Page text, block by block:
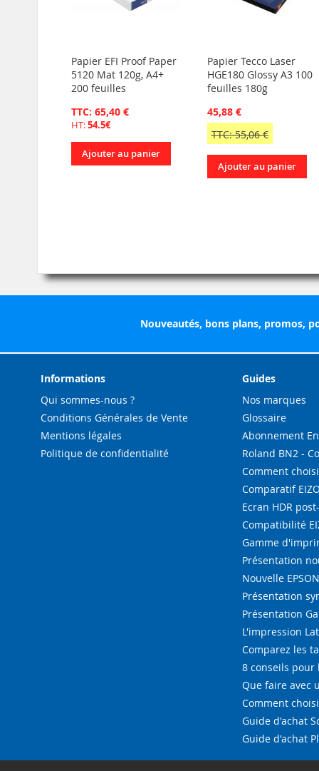
Papier EFI Proof Paper
5120 Mat 120g, A4+
200 feuilles
TTC: 65,40 €
HT:54.5€
Ajouter au panier
Papier Tecco Laser
HGE180 Glossy A3 100
feuilles 180g
45,88 €
TTC: 55,06 €
Ajouter au panier
Nouveautés, bons plans, promos,
Informations
Qui sommes-nous ?
Conditions Générales de Vente
Mentions légales
Politique de confidentialité
Guides
Nos marques
Glossaire
Abonnement
Roland BN2 -
Comment
Comparatif EIZO
Ecran HDR
Compatibilité
Gamme
Présentation
Nouvelle
Présentation
Présentation
L'impression
Comparez les
8 conseils pour
Que faire avec
Comment
Guide d'achat
Guide d'achat